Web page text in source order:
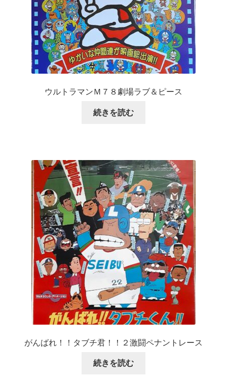
ウルトラマンＭ７８劇場ラブ＆ピース
続きを読む
がんばれ！！タブチ君！！２激闘ペナントレース
続きを読む